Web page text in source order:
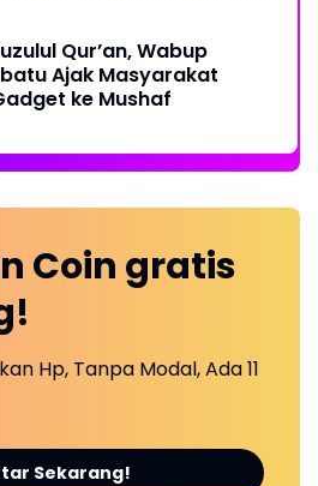
Qur’an, Wabup
Ajak Masyarakat
ke Mushaf
Coin gratis
Hp, Tanpa Modal, Ada 11
Sekarang!